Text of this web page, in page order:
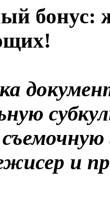
бонус:
и